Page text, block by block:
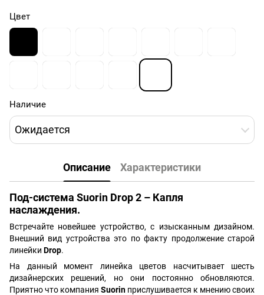
Цвет
Наличие
Ожидается
Описание Характеристики
Под-система Suorin Drop 2 – Капля
наслаждения.
Встречайте новейшее устройство, с изысканным дизайном.
Внешний вид устройства это по факту продолжение старой
линейки Drop.
На данный момент линейка цветов насчитывает шесть
дизайнерских решений, но они постоянно обновляются.
Приятно что компания Suorin прислушивается к мнению своих